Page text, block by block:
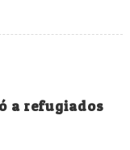
a refugiados